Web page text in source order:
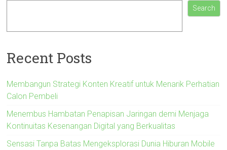
Search
Recent Posts
Membangun Strategi Konten Kreatif untuk Menarik Perhatian
Calon Pembeli
Menembus Hambatan Penapisan Jaringan demi Menjaga
Kontinuitas Kesenangan Digital yang Berkualitas
Sensasi Tanpa Batas Mengeksplorasi Dunia Hiburan Mobile